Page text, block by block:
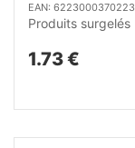
EAN: 6223000370223
Produits surgelés
1.73 €